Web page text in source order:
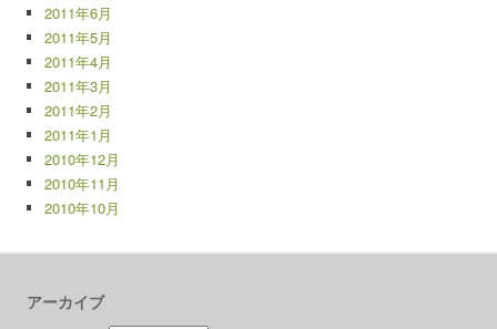
2011年6月
2011年5月
2011年4月
2011年3月
2011年2月
2011年1月
2010年12月
2010年11月
2010年10月
アーカイブ